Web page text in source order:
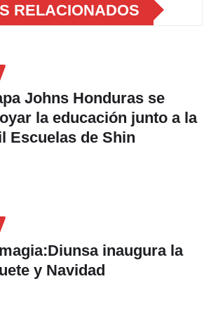
RELACIONADOS
Johns Honduras se
la educación junto a la
Escuelas de Shin
inaugura la
y Navidad